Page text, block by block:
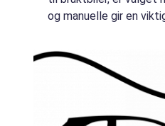
og manuelle gir en
engasjerende